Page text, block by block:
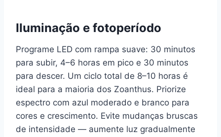
Iluminação e fotoperíodo
Programe LED com rampa suave: 30 minutos
para subir, 4–6 horas em pico e 30 minutos
para descer. Um ciclo total de 8–10 horas é
ideal para a maioria dos Zoanthus. Priorize
espectro com azul moderado e branco para
cores e crescimento. Evite mudanças bruscas
de intensidade — aumente luz gradualmente